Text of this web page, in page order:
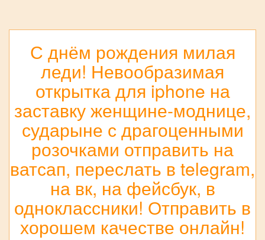
С днём рождения милая
леди! Невообразимая
открытка для iphone на
заставку женщине-моднице,
сударыне с драгоценными
розочками отправить на
ватсап, переслать в telegram,
на вк, на фейсбук, в
одноклассники! Отправить в
хорошем качестве онлайн!